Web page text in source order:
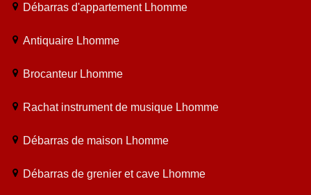
Débarras d'appartement Lhomme
Antiquaire Lhomme
Brocanteur Lhomme
Rachat instrument de musique Lhomme
Débarras de maison Lhomme
Débarras de grenier et cave Lhomme